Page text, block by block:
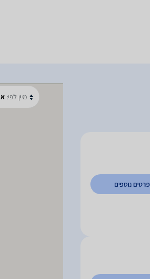
מיין לפי:
פרטים נוספים